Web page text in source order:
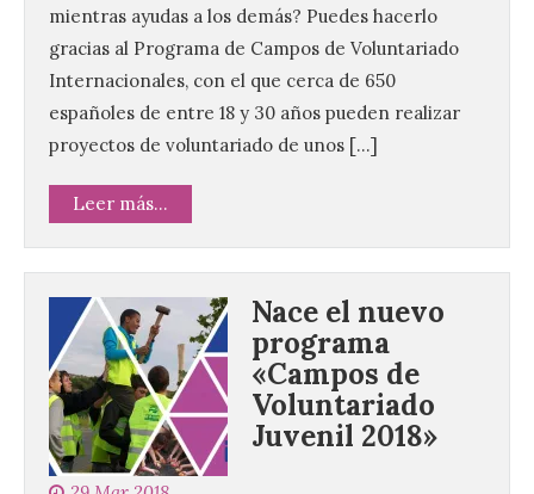
mientras ayudas a los demás? Puedes hacerlo
gracias al Programa de Campos de Voluntariado
Internacionales, con el que cerca de 650
españoles de entre 18 y 30 años pueden realizar
proyectos de voluntariado de unos […]
Leer más...
Nace el nuevo
programa
«Campos de
Voluntariado
Juvenil 2018»